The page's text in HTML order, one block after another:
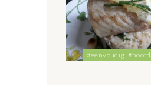
#eenvoudig